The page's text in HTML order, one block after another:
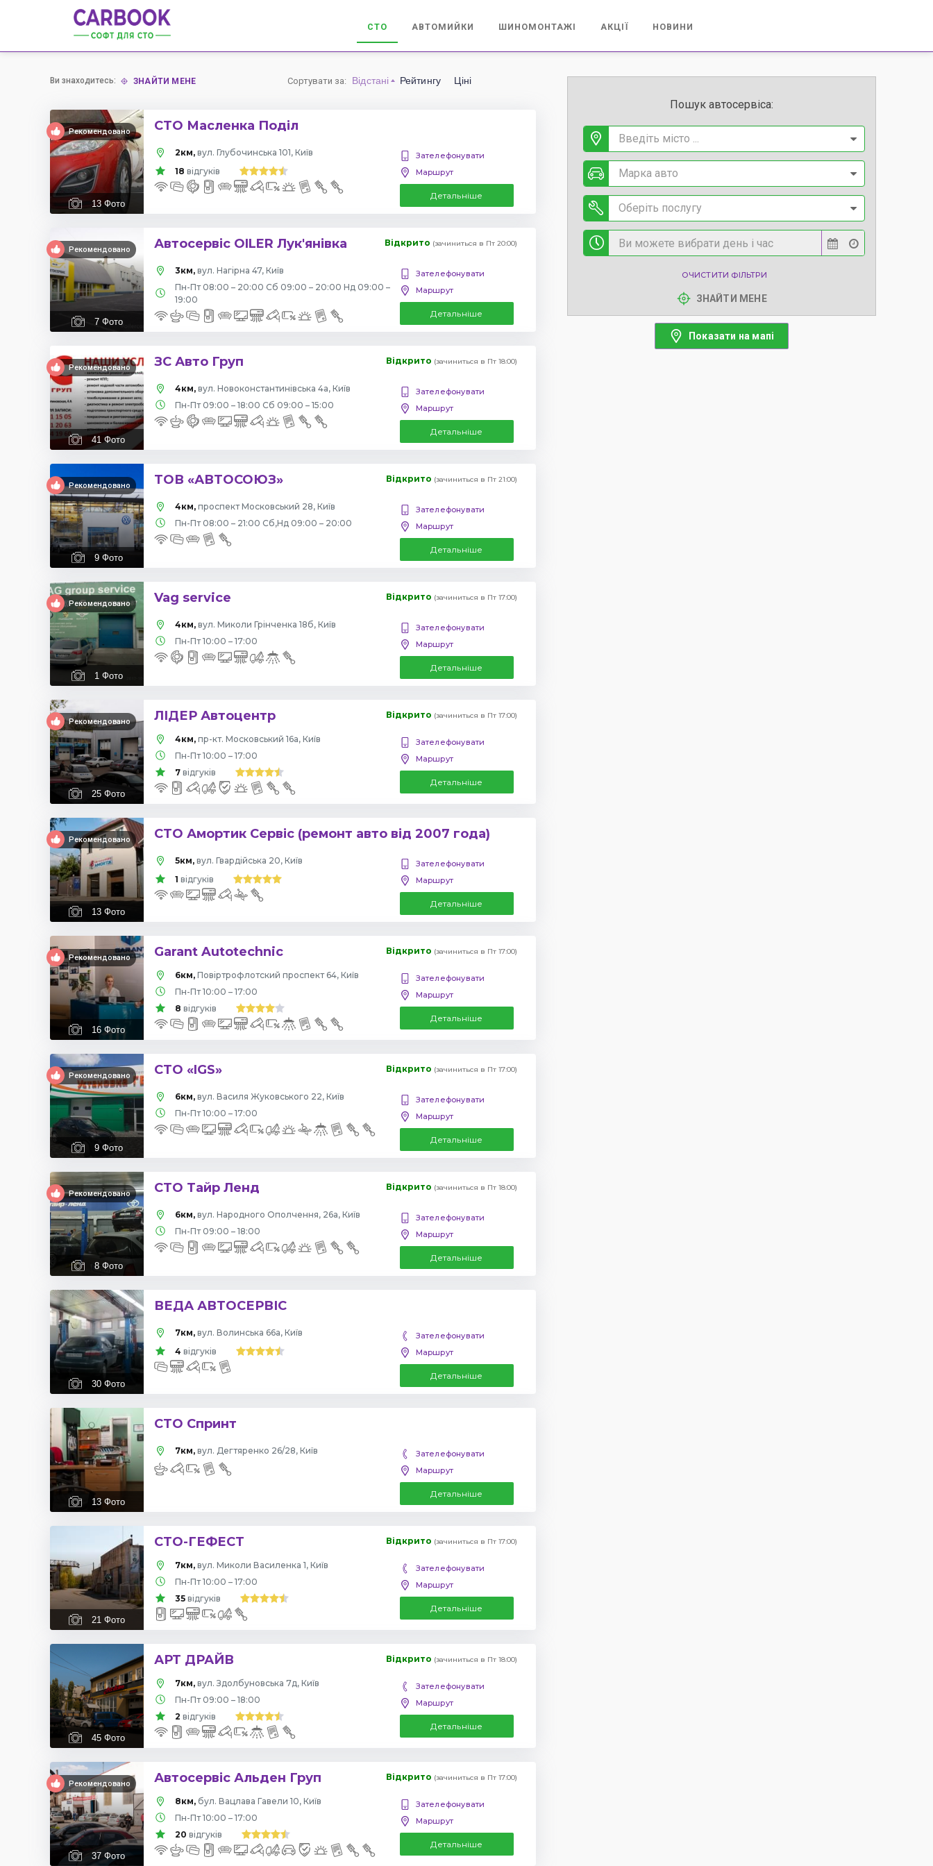
СТО АВТОМИЙКИ ШИНОМОНТАЖІ АКЦІЇ НОВИНИ
Ви знаходитесь: ЗНАЙТИ МЕНЕ Сортувати за: Відстані Рейтингу Ціні
Рекомендовано
13 Фото
СТО Масленка Поділ
2км, вул. Глубочинська 101, Київ
18 відгуків
Зателефонувати
Маршрут
Детальніше
Рекомендовано
7 Фото
Автосервіс OILER Лук'янівка Відкрито (зачиниться в Пт 20:00)
3км, вул. Нагірна 47, Київ
Пн-Пт 08:00 – 20:00 Сб 09:00 – 20:00 Нд 09:00 –
19:00
Зателефонувати
Маршрут
Детальніше
Рекомендовано
41 Фото
ЗС Авто Груп Відкрито (зачиниться в Пт 18:00)
4км, вул. Новоконстантинівська 4а, Київ
Пн-Пт 09:00 – 18:00 Сб 09:00 – 15:00
Зателефонувати
Маршрут
Детальніше
Рекомендовано
9 Фото
ТОВ «АВТОСОЮЗ» Відкрито (зачиниться в Пт 21:00)
4км, проспект Московський 28, Київ
Пн-Пт 08:00 – 21:00 Сб,Нд 09:00 – 20:00
Зателефонувати
Маршрут
Детальніше
Рекомендовано
1 Фото
Vag service Відкрито (зачиниться в Пт 17:00)
4км, вул. Миколи Грінченка 18б, Київ
Пн-Пт 10:00 – 17:00
Зателефонувати
Маршрут
Детальніше
Рекомендовано
25 Фото
ЛІДЕР Автоцентр Відкрито (зачиниться в Пт 17:00)
4км, пр-кт. Московський 16а, Київ
Пн-Пт 10:00 – 17:00
7 відгуків
Зателефонувати
Маршрут
Детальніше
Рекомендовано
13 Фото
СТО Амортик Сервіс (ремонт авто від 2007 года)
5км, вул. Гвардійська 20, Київ
1 відгуків
Зателефонувати
Маршрут
Детальніше
Рекомендовано
16 Фото
Garant Autotechnic Відкрито (зачиниться в Пт 17:00)
6км,
Повіртрофлотский проспект 64, Київ
Пн-Пт 10:00 – 17:00
8 відгуків
Зателефонувати
Маршрут
Детальніше
Рекомендовано
9 Фото
СТО «IGS» Відкрито (зачиниться в Пт 17:00)
6км, вул. Василя Жуковського 22, Київ
Пн-Пт 10:00 – 17:00
Зателефонувати
Маршрут
Детальніше
Рекомендовано
8 Фото
СТО Тайр Ленд Відкрито (зачиниться в Пт 18:00)
6км, вул. Народного Ополчення, 26а, Київ
Пн-Пт 09:00 – 18:00
Зателефонувати
Маршрут
Детальніше
30 Фото
ВЕДА АВТОСЕРВІС
7км, вул. Волинська 66а, Київ
4 відгуків
Зателефонувати
Маршрут
Детальніше
13 Фото
СТО Спринт
7км, вул. Дегтяренко 26/28, Київ
Зателефонувати
Маршрут
Детальніше
21 Фото
СТО-ГЕФЕСТ Відкрито (зачиниться в Пт 17:00)
7км, вул. Миколи Василенка 1, Київ
Пн-Пт 10:00 – 17:00
35 відгуків
Зателефонувати
Маршрут
Детальніше
45 Фото
АРТ ДРАЙВ Відкрито (зачиниться в Пт 18:00)
7км, вул. Здолбуновська 7д, Київ
Пн-Пт 09:00 – 18:00
2 відгуків
Зателефонувати
Маршрут
Детальніше
Рекомендовано
37 Фото
Автосервіс Альден Груп Відкрито (зачиниться в Пт 17:00)
8км, бул. Вацлава Гавели 10, Київ
Пн-Пт 10:00 – 17:00
20 відгуків
Зателефонувати
Маршрут
Детальніше
Пошук автосервіса:
Введіть місто ...
Марка авто
Оберіть послугу
ОЧИСТИТИ ФІЛЬТРИ
ЗНАЙТИ МЕНЕ
Показати на мапі